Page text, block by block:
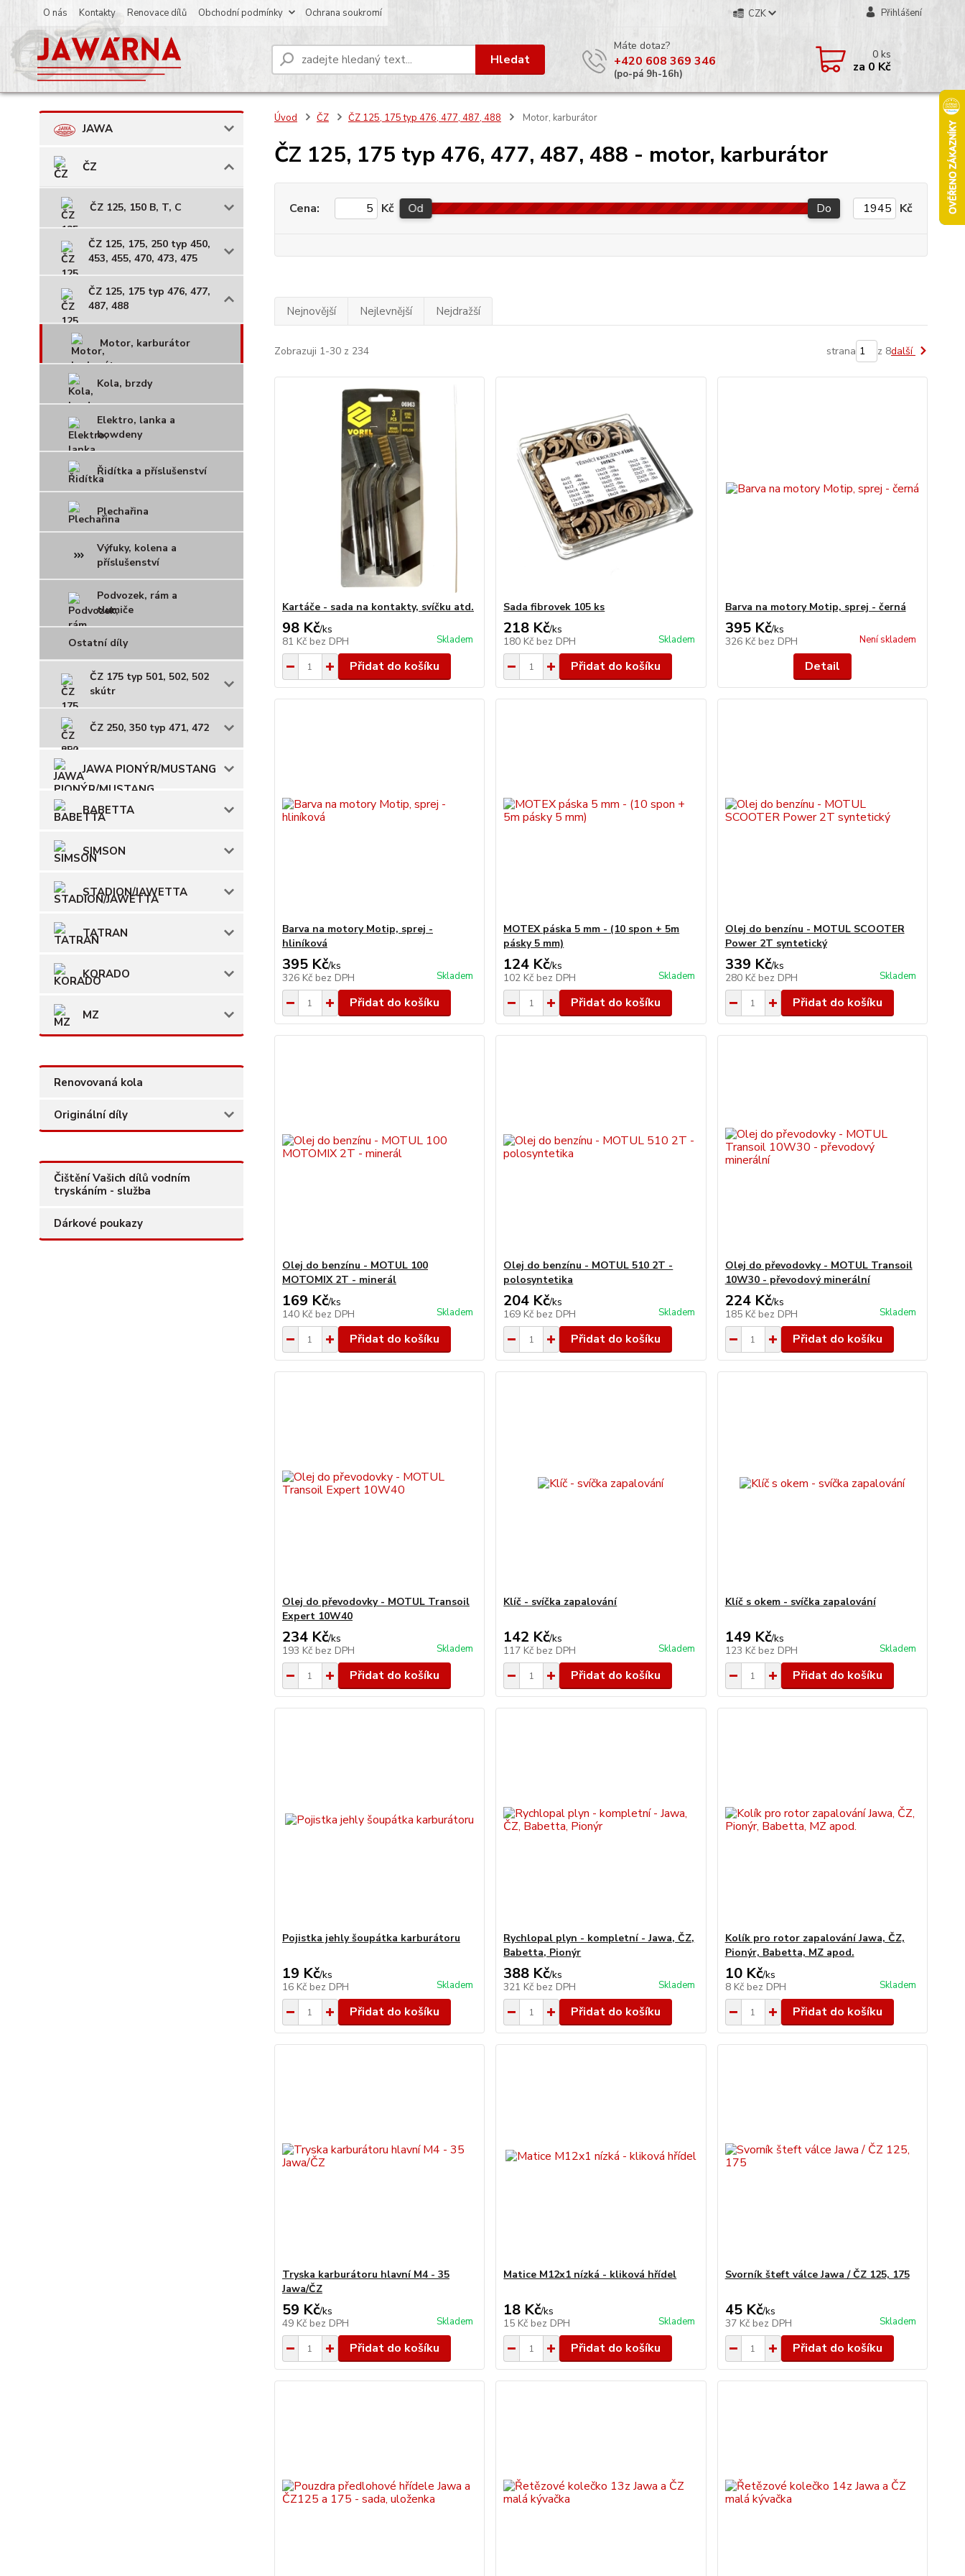
O nás Kontakty Renovace dílů Obchodní podmínky Ochrana soukromí CZK Přihlášení
Hledat
Máte dotaz?
+420 608 369 346
(po-pá 9h-16h)
0ks
za 0 Kč
JAWA
ČZ
ČZ 125, 150 B, T, C
ČZ 125, 175, 250 typ 450,
453, 455, 470, 473, 475
ČZ 125, 175 typ 476, 477,
487, 488
Motor, karburátor
Kola, brzdy
Elektro, lanka a
bowdeny
Řidítka a příslušenství
Plechařina
Výfuky, kolena a
příslušenství
Podvozek, rám a
tlumiče
Ostatní díly
ČZ 175 typ 501, 502, 502
skútr
ČZ 250, 350 typ 471, 472
JAWA PIONÝR/MUSTANG
BABETTA
SIMSON
STADION/JAWETTA
TATRAN
KORADO
MZ
Renovovaná kola
Originální díly
Čištění Vašich dílů vodním
tryskáním - služba
Dárkové poukazy
Úvod ČZ ČZ 125, 175 typ 476, 477, 487, 488 Motor, karburátor
ČZ 125, 175 typ 476, 477, 487, 488 - motor, karburátor
Cena: Kč Od Do Kč
Nejnovější Nejlevnější Nejdražší
Zobrazuji 1-30 z 234 strana z 8další
Kartáče - sada na kontakty, svíčku atd.
98 Kč/ks
81 Kč bez DPH Skladem
Přidat do košíku
Sada fibrovek 105 ks
218 Kč/ks
180 Kč bez DPH Skladem
Přidat do košíku
Barva na motory Motip, sprej - černá
395 Kč/ks
326 Kč bez DPH Není skladem
Detail
Barva na motory Motip, sprej -
hliníková
395 Kč/ks
326 Kč bez DPH Skladem
Přidat do košíku
MOTEX páska 5 mm - (10 spon + 5m
pásky 5 mm)
124 Kč/ks
102 Kč bez DPH Skladem
Přidat do košíku
Olej do benzínu - MOTUL SCOOTER
Power 2T syntetický
339 Kč/ks
280 Kč bez DPH Skladem
Přidat do košíku
Olej do benzínu - MOTUL 100
MOTOMIX 2T - minerál
169 Kč/ks
140 Kč bez DPH Skladem
Přidat do košíku
Olej do benzínu - MOTUL 510 2T -
polosyntetika
204 Kč/ks
169 Kč bez DPH Skladem
Přidat do košíku
Olej do převodovky - MOTUL Transoil
10W30 - převodový minerální
224 Kč/ks
185 Kč bez DPH Skladem
Přidat do košíku
Olej do převodovky - MOTUL Transoil
Expert 10W40
234 Kč/ks
193 Kč bez DPH Skladem
Přidat do košíku
Klíč - svíčka zapalování
142 Kč/ks
117 Kč bez DPH Skladem
Přidat do košíku
Klíč s okem - svíčka zapalování
149 Kč/ks
123 Kč bez DPH Skladem
Přidat do košíku
Pojistka jehly šoupátka karburátoru
19 Kč/ks
16 Kč bez DPH Skladem
Přidat do košíku
Rychlopal plyn - kompletní - Jawa, ČZ,
Babetta, Pionýr
388 Kč/ks
321 Kč bez DPH Skladem
Přidat do košíku
Kolík pro rotor zapalování Jawa, ČZ,
Pionýr, Babetta, MZ apod.
10 Kč/ks
8 Kč bez DPH Skladem
Přidat do košíku
Tryska karburátoru hlavní M4 - 35
Jawa/ČZ
59 Kč/ks
49 Kč bez DPH Skladem
Přidat do košíku
Matice M12x1 nízká - kliková hřídel
18 Kč/ks
15 Kč bez DPH Skladem
Přidat do košíku
Svorník šteft válce Jawa / ČZ 125, 175
45 Kč/ks
37 Kč bez DPH Skladem
Přidat do košíku